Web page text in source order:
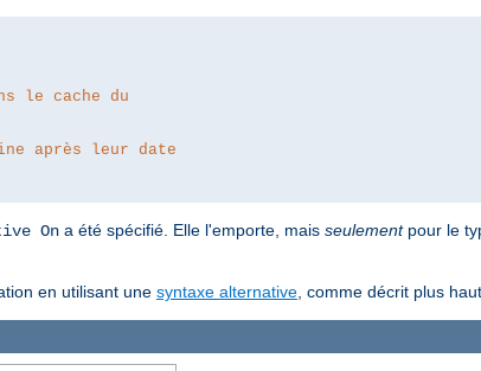
le cache du
après leur date
On a été spécifié. Elle l'emporte, mais seulementpour le
en utilisant une syntaxe alternative , comme décrit plus